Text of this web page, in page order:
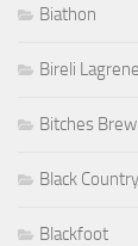
Biathon
Bireli Lagrene
Bitches
Black
Blackfoot